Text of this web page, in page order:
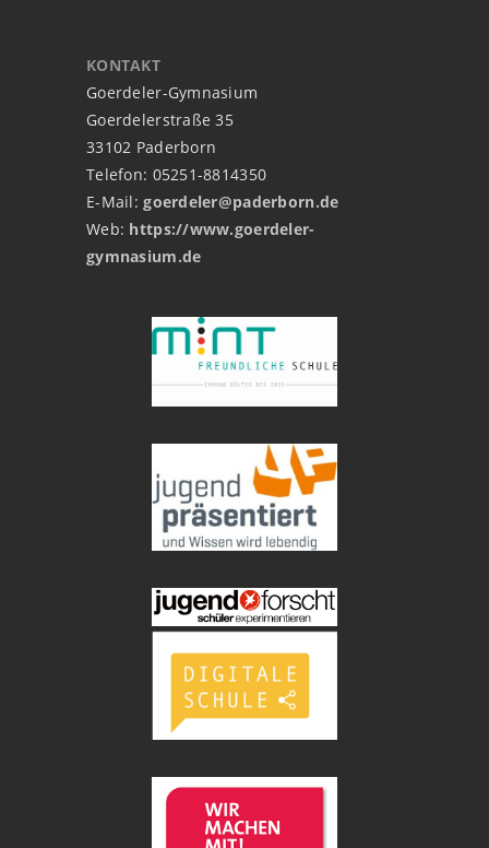
KONTAKT
Goerdeler-Gymnasium
Goerdelerstraße 35
33102 Paderborn
Telefon: 05251-8814350
E-Mail:goerdeler@paderborn.de
Web: https://www.goerdeler-
gymnasium.de